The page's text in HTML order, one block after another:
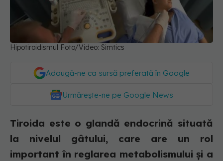
Hipotiroidismul Foto/Video: Simtics
Adaugă-ne ca sursă preferată în Google
Urmărește-ne pe Google News
Tiroida este o glandă endocrină situată
la nivelul gâtului, care are un rol
important în reglarea metabolismului și a